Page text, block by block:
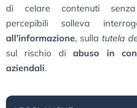
di celare contenuti
percepibili solleva
all’informazione, sulla tutela
sul rischio diabuso in
aziendali.